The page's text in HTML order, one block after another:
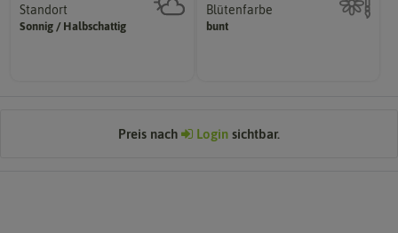
Standort
Sonnig / Halbschattig
Pflanze? (schattig, halbschattig,
sonnig, vollsonnig)
Blütenfarbe
bunt
Kann auch mehrfarbig sein.
Preis nach Login sichtbar.